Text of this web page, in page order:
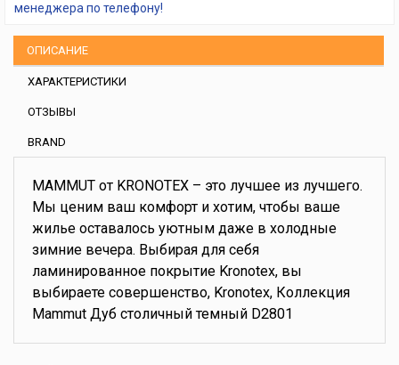
менеджера по телефону!
ОПИСАНИЕ
ХАРАКТЕРИСТИКИ
ОТЗЫВЫ
BRAND
MAMMUT от KRONOTEX – это лучшее из лучшего.
Мы ценим ваш комфорт и хотим, чтобы ваше
жилье оставалось уютным даже в холодные
зимние вечера. Выбирая для себя
ламинированное покрытие Kronotex, вы
выбираете совершенство, Kronotex, Коллекция
Mammut Дуб столичный темный D2801